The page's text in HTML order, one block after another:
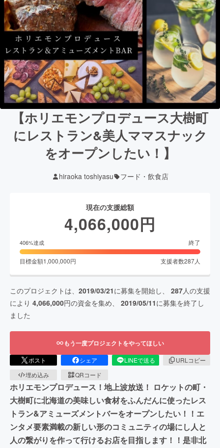
【ホリエモンプロデュース大樹町
にレストラン&美人ママスナック
をオープンしたい！】
hiraoka toshiyasu フード・飲食店
現在の支援総額
4,066,000円
406%達成 終了
目標金額1,000,000円 支援者数287人
このプロジェクトは、 2019/03/21に募集を開始し、 287人の支援
により 4,066,000円の資金を集め、 2019/05/11に募集を終了し
ました
もう一度プロジェクトをやってほしい
ポスト シェア LINEで送る
URLコピー
埋め込み
QRコード
ホリエモンプロデュース！地上波放送！ ロケットの町・
大樹町に北海道の美味しい食材をふんだんに使ったレス
トラン&アミューズメントバーをオープンしたい！！エ
ンタメ要素満載の新しい形のコミュニティの場にし人と
人の繋がりを作って行けるお店を目指します！！是非北